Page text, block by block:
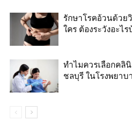
รักษาโรคอ้วนด้วย
ใคร ต้องระวังอะไร
ทำไมควรเลือกคลิ
ชลบุรี ในโรงพยาบ